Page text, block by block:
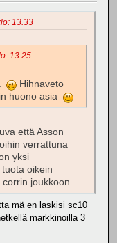
13.33
13.25
Hihnaveto
huono asia
että Asson
verrattuna
yksi
oikein
joukkoon.
mä en laskisi sc10
markkinoilla 3